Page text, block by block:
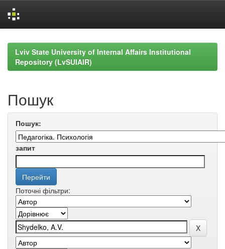
navigationLviv State University of Internal Affairs Institutional
Repository (LvSUIAIR)
Пошук
Пошук:
запит
Поточні фільтри: